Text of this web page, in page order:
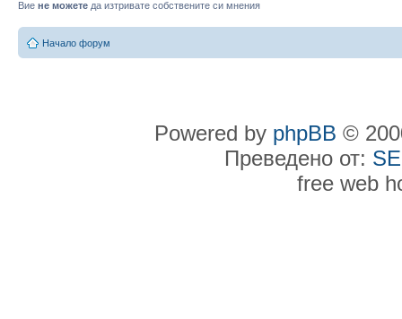
Вие не можете да изтривате собствените си мнения
Начало форум
Powered by phpBB ©
Преведено от:
free web